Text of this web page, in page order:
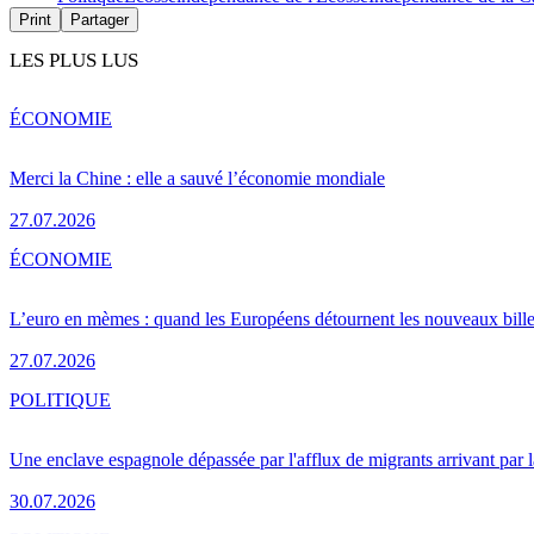
Print Partager
LES PLUS LUS
Merci la Chine : elle a sauvé l’économie mondiale
27.07.2026
ÉCONOMIE
L’euro en mèmes : quand les Européens détournent les nouveaux
27.07.2026
ÉCONOMIE
Une enclave espagnole dépassée par l'afflux de migrants arrivant par
30.07.2026
POLITIQUE